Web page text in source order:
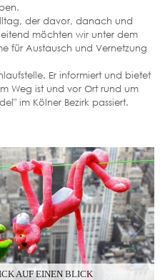
der davor, danach und
möchten wir unter dem
für Austausch und Vernetzung
Er informiert und bietet
Weg ist und vor Ort rund um
im Kölner Bezirk passiert.
AUF EINEN BLICK